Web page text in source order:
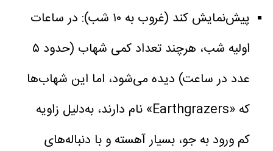
پیش‌نمایش کند (غروب به ۱۰ شب): در ساعات
اولیه شب، هرچند تعداد کمی شهاب (حدود ۵
عدد در ساعت) دیده می‌شود، اما این شهاب‌ها
که «Earthgrazers» نام دارند، به‌دلیل زاویه
کم ورود به جو، بسیار آهسته و با دنباله‌های